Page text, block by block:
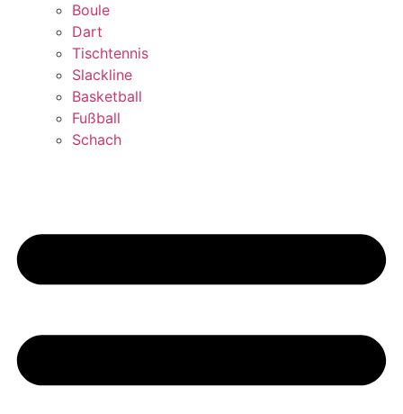
Boule
Dart
Tischtennis
Slackline
Basketball
Fußball
Schach